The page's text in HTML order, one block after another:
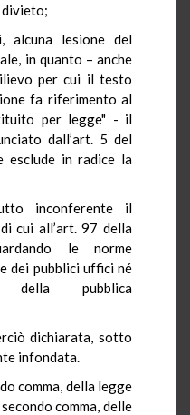
divieto;
alcuna lesione del
in quanto – anche
per cui il testo
fa riferimento al
per legge" - il
dall’art. 5 del
esclude in radice la
inconferente il
cui all’art. 97 della
le norme
dei pubblici uffici né
della pubblica
dichiarata, sotto
infondata.
comma, della legge
comma, delle